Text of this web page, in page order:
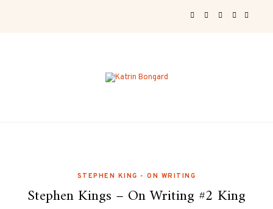
STEPHEN KING - ON WRITING
Stephen Kings – On Writing #2 King